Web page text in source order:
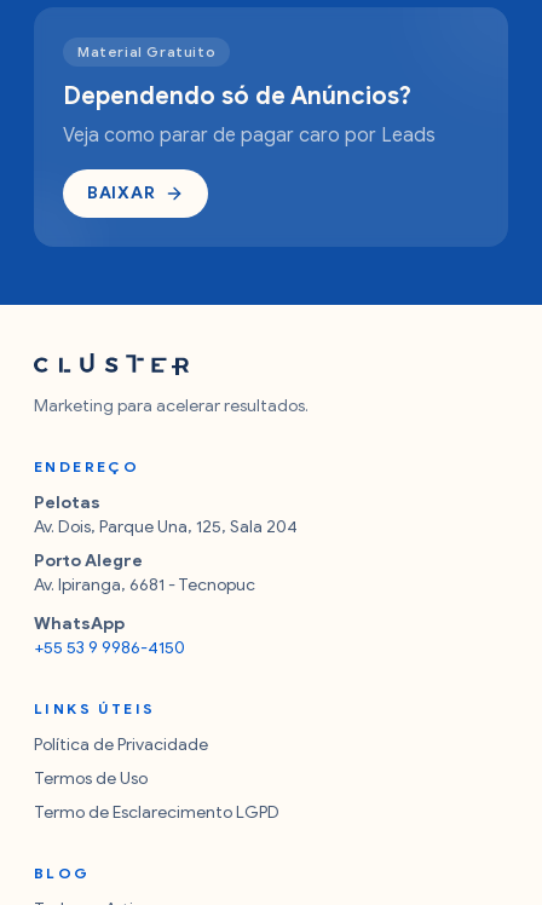
Material Gratuito
Dependendo só de Anúncios?
Veja como parar de pagar caro por Leads
BAIXAR
Marketing para acelerar resultados.
ENDEREÇO
Pelotas
Av. Dois, Parque Una, 125, Sala 204
Porto Alegre
Av. Ipiranga, 6681 - Tecnopuc
WhatsApp
+55 53 9 9986-4150
LINKS ÚTEIS
Política de Privacidade
Termos de Uso
Termo de Esclarecimento LGPD
BLOG